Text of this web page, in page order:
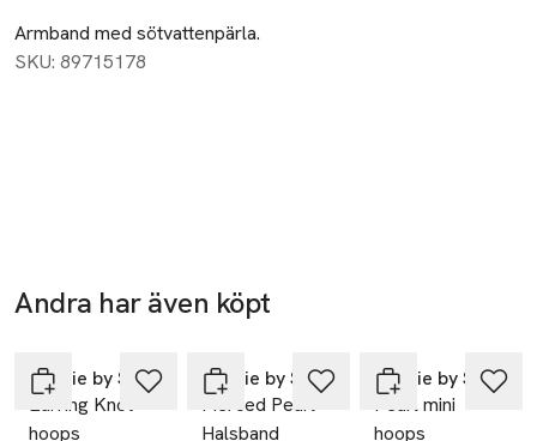
Beskrivning
Armband med sötvattenpärla.
SKU: 89715178
Andra har även köpt
Sophie by Sophie
Earring Knot
hoops
Sophie by Sophie
Pierced Pearl
Halsband
Sophie by Sophie
Pearl mini
hoops